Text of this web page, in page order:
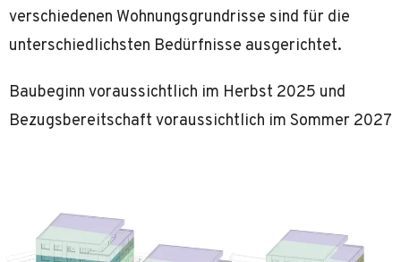
verschiedenen Wohnungsgrundrisse sind für die
unterschiedlichsten Bedürfnisse ausgerichtet.
Baubeginn voraussichtlich im Herbst 2025 und
Bezugsbereitschaft voraussichtlich im Sommer 2027